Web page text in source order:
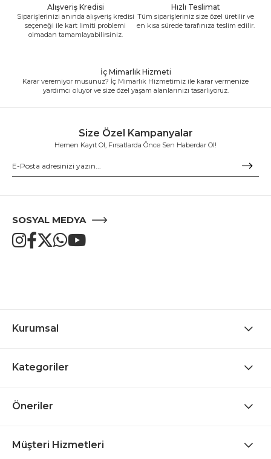
Alışveriş Kredisi
Siparişlerinizi anında alışveriş kredisi
seçeneği ile kart limiti problemi
olmadan tamamlayabilirsiniz.
Hızlı Teslimat
Tüm siparişleriniz size özel üretilir ve
en kısa sürede tarafınıza teslim edilir.
İç Mimarlık Hizmeti
Karar veremiyor musunuz? İç Mimarlık Hizmetimiz ile karar vermenize
yardımcı oluyor ve size özel yaşam alanlarınızı tasarlıyoruz.
Size Özel Kampanyalar
Hemen Kayıt Ol, Fırsatlarda Önce Sen Haberdar Ol!
SOSYAL MEDYA
Kurumsal
Kategoriler
Öneriler
Müşteri Hizmetleri